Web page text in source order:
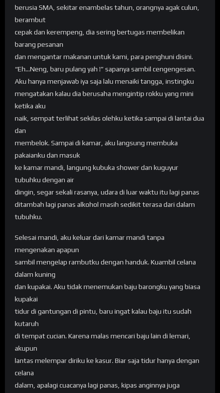
berusia SMA, sekitar enambelas tahun, orangnya agak culun,
berambut
cepak dan kerempeng, dia sering bertugas membelikan
barang pesanan
dan mengantar makanan untuk kami, para penghuni disini.
“Eh…Neng, baru pulang yah !” sapanya sambil cengengesan.
Aku hanya menjawab iya saja lalu menaiki tangga, instingku
mengatakan kalau dia berusaha mengintip rokku yang mini
ketika aku
naik, sempat terlihat sekilas olehku ketika sampai di lantai dua
dan
membelok. Sampai di kamar, aku langsung membuka
pakaianku dan masuk
ke kamar mandi, langung kubuka shower dan kuguyur
tubuhku dengan air
dingin, segar sekali rasanya, udara di luar waktu itu lagi panas
ditambah lagi panas alkohol masih sedikit terasa dari dalam
tubuhku.
Selesai mandi, aku keluar dari kamar mandi tanpa
mengenakan apapun
sambil mengelap rambutku dengan handuk. Kuambil celana
dalam kuning
dan kupakai. Aku tidak menemukan baju barongku yang biasa
kupakai
tidur di gantungan di pintu, baru ingat kalau baju itu sudah
kutaruh
di tempat cucian. Karena malas mencari baju lain di lemari,
akupun
lantas melempar diriku ke kasur. Biar saja tidur hanya dengan
celana
dalam, apalagi cuacanya lagi panas, kipas anginnya juga